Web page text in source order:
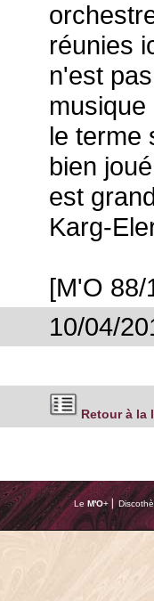
réunies
n'est
le terme
bien
est
Karg-
[M'O 88/
10/04/
Retour à la
Le M'O+ ⎢